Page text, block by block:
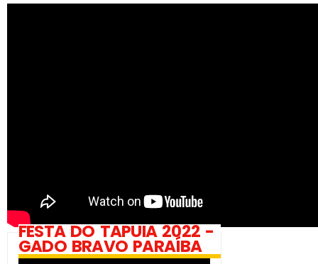
FESTA DO TAPUIA 2022 -
GADO BRAVO PARAÍBA